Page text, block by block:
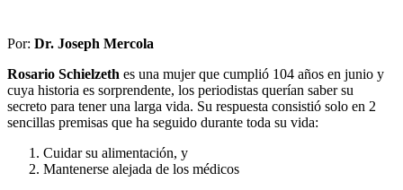
Por: Dr. Joseph Mercola
Rosario Schielzeth es una mujer que cumplió 104 años en junio y
cuya historia es sorprendente, los periodistas querían saber su
secreto para tener una larga vida. Su respuesta consistió solo en 2
sencillas premisas que ha seguido durante toda su vida:
Cuidar su alimentación, y
Mantenerse alejada de los médicos